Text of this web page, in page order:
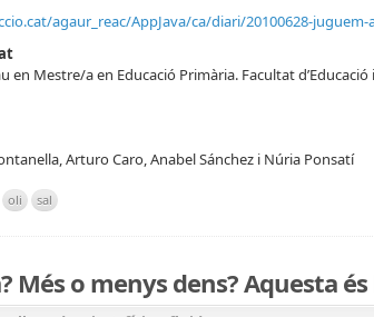
agaur_reac/AppJava/ca/diari/20100628-juguem-
en Mestre/a en Educació Primària. Facultat d’Educació
Arturo Caro, Anabel Sánchez i Núria Ponsatí
oli sal
Més o menys dens? Aquesta